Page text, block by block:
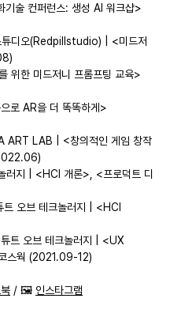
술 컨퍼런스: 생성 AI 워크샵>
튜디오(Redpillstudio) | <미드저
위한 미드저니 프롬프팅 교육>
로 AR을 더 똑똑하게>
ART LAB | <창의적인 게임 창작
러지 | <HCI 개론>, <프로덕트 디
트 오브 테크놀러지 | <HCI
트 오브 테크놀러지 | <UX
스웍 (2021.09-12)
/ 🖼️ 인스타그램